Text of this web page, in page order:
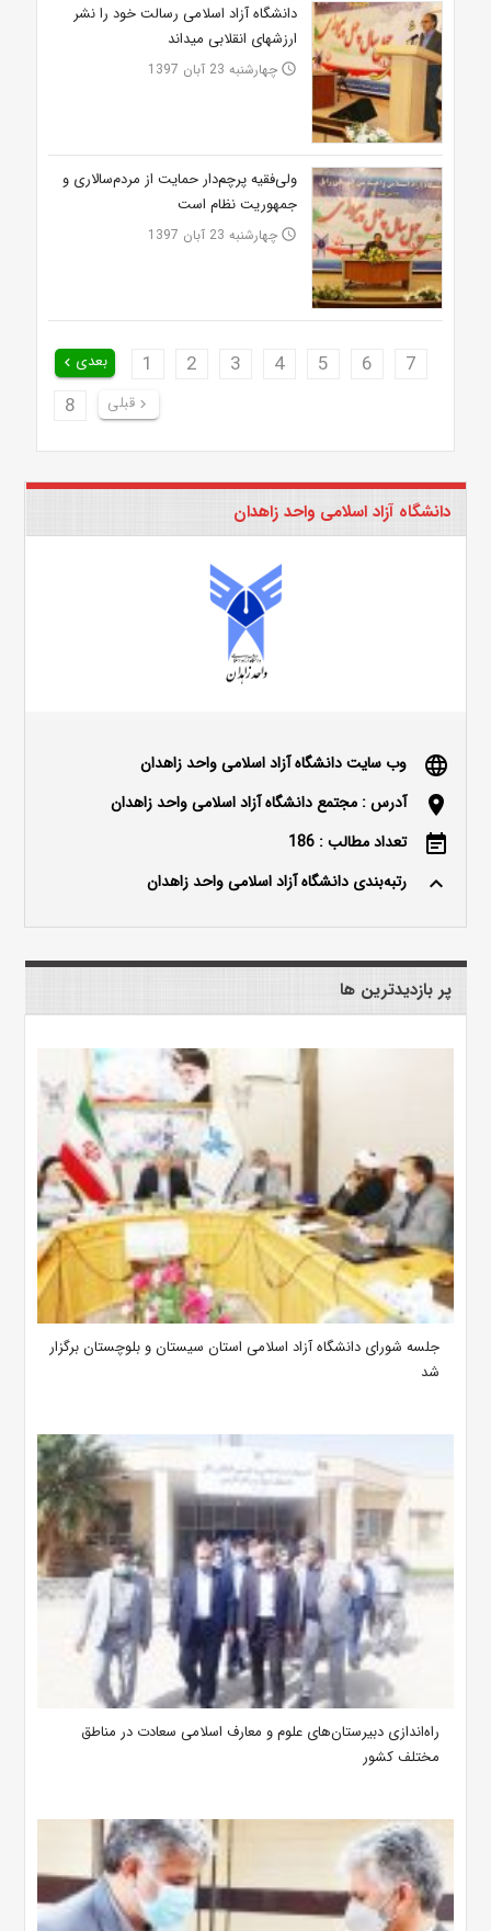
دانشگاه آزاد اسلامی رسالت خود را نشر
ارزش‎های انقلابی می‎داند
access_time چهارشنبه 23 آبان 1397
ولی‌فقیه پرچم‌دار حمایت از مردم‌سالاری و
جمهوریت نظام است
access_time چهارشنبه 23 آبان 1397
بعدی keyboard_arrow_left 1 2 3 4 5 6
7
8
keyboard_arrow_right قبلی
دانشگاه آزاد اسلامی واحد زاهدان
language وب سایت دانشگاه آزاد اسلامی واحد زاهدان
location_on آدرس : مجتمع دانشگاه آزاد اسلامی واحد زاهدان
event_note تعداد مطالب : 186
keyboard_arrow_up رتبه‌بندی دانشگاه آزاد اسلامی واحد زاهدان
پر بازدیدترین ها
جلسه شورای دانشگاه آزاد اسلامی استان سیستان و بلوچستان برگزار
شد
‌راه‌اندازی دبیرستان‌های علوم و معارف اسلامی سعادت در مناطق
مختلف کشور